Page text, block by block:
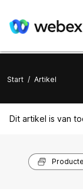
Start / Artikel
Dit artikel is van